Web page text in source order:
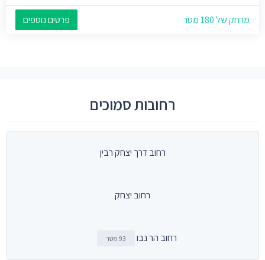
מרחק של 180 מטר פרטים נוספים
רחובות סמוכים
רחוב דרך יצחק רבין
רחוב יצחק
רחוב הר נבו 93 מטר